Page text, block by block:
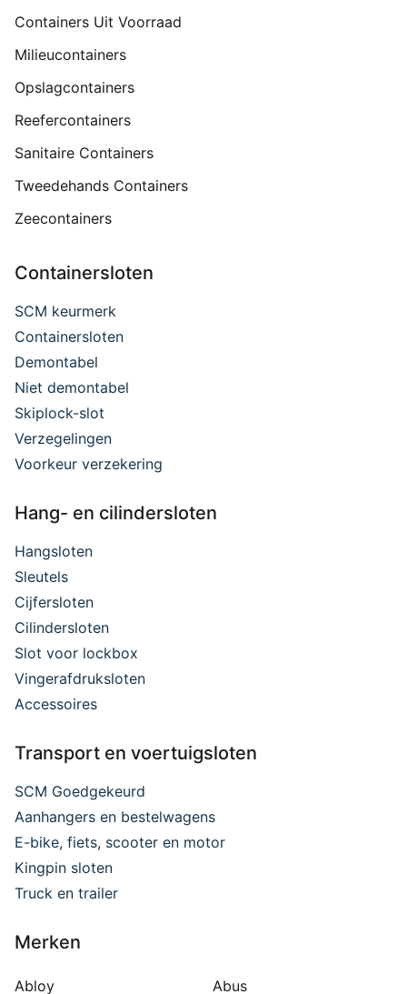
Containers Uit Voorraad
Milieucontainers
Opslagcontainers
Reefercontainers
Sanitaire Containers
Tweedehands Containers
Zeecontainers
Containersloten
SCM keurmerk
Containersloten
Demontabel
Niet demontabel
Skiplock-slot
Verzegelingen
Voorkeur verzekering
Hang- en cilindersloten
Hangsloten
Sleutels
Cijfersloten
Cilindersloten
Slot voor lockbox
Vingerafdruksloten
Accessoires
Transport en voertuigsloten
SCM Goedgekeurd
Aanhangers en bestelwagens
E-bike, fiets, scooter en motor
Kingpin sloten
Truck en trailer
Merken
Abloy
Abus